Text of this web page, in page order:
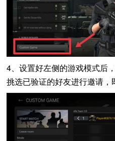
4、设置好左侧的游戏模式后
挑选已验证的好友进行邀请，